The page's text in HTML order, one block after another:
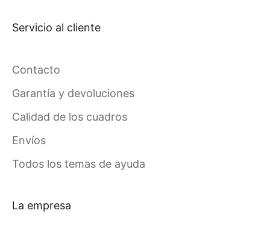
Servicio al cliente
Contacto
Garantía y devoluciones
Calidad de los cuadros
Envíos
Todos los temas de ayuda
La empresa